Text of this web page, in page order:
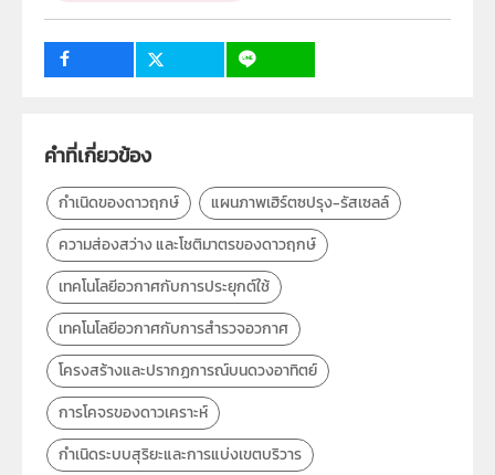
เทคโนโลยีอวกาศกับการประยุกต์ใช้, ยานอวกาศ, สถานี
อวกาศ, ดาวเทียม, ความส่องสว่าง และโชติมาตรของ
ดาวฤกษ์, แผนภาพเฮิร์ตซปรุง-รัสเซลล์, กำเนิดของ
ประเภท
ลิขสิทธิ์
สถาบันส่งเสริมการสอนวิทยาศาสตร์และเทคโนโลยี (สสวท.)
ผู้แต่ง หรือ เจ้าของผลงาน
สาขาฟิสิกส์และวิทยาศาสตร์โลก
วิชา
โลก ดาราศาสตร์ และอวกาศ
ระดับชั้น
กลุ่มเป้าหมาย
ครู
คำที่เกี่ยวข้อง
กำเนิดของดาวฤกษ์
แผนภาพเฮิร์ตซปรุง-รัสเซลล์
ความส่องสว่าง และโชติมาตรของดาวฤกษ์
เทคโนโลยีอวกาศกับการประยุกต์ใช้
เทคโนโลยีอวกาศกับการสำรวจอวกาศ
โครงสร้างและปรากฏการณ์บนดวงอาทิตย์
การโคจรของดาวเคราะห์
กำเนิดระบบสุริยะและการแบ่งเขตบริวาร